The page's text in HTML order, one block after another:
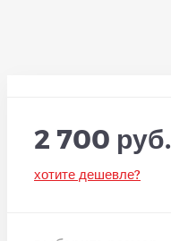
2 700 руб.
хотите дешевле?